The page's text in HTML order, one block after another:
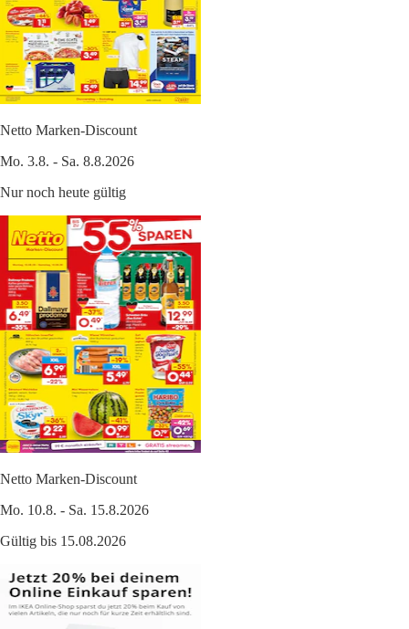
Netto Marken-Discount
Mo. 3.8. - Sa. 8.8.2026
Nur noch heute gültig
Netto Marken-Discount
Mo. 10.8. - Sa. 15.8.2026
Gültig bis 15.08.2026